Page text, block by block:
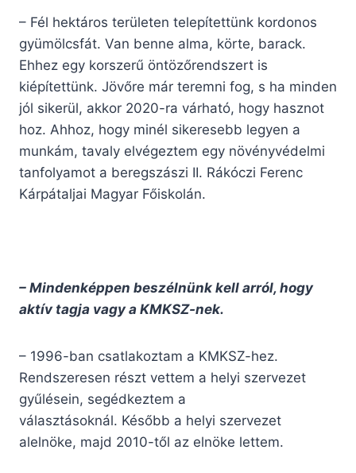
– Fél hektáros területen telepítettünk kordonos
gyümölcsfát. Van benne alma, körte, barack.
Ehhez egy korszerű öntözőrendszert is
kiépítettünk. Jövőre már teremni fog, s ha minden
jól sikerül, akkor 2020-ra várható, hogy hasznot
hoz. Ahhoz, hogy minél sikeresebb legyen a
munkám, tavaly elvégeztem egy növényvédelmi
tanfolyamot a beregszászi II. Rákóczi Ferenc
Kárpátaljai Magyar Főiskolán.
– Mindenképpen beszélnünk kell arról, hogy
aktív tagja vagy a KMKSZ-nek.
– 1996-ban csatlakoztam a KMKSZ-hez.
Rendszeresen részt vettem a helyi szervezet
gyűlésein, segédkeztem a
választásoknál. Később a helyi szervezet
alelnöke, majd 2010-től az elnöke lettem.